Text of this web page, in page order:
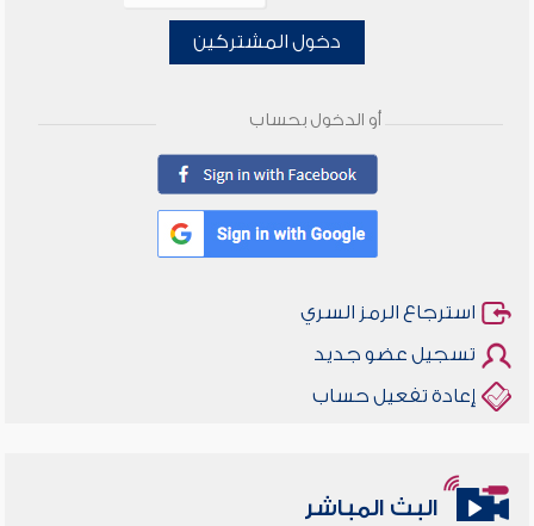
دخول المشتركين
أو الدخول بحساب
استرجاع الرمز السري
تسجيل عضو جديد
إعادة تفعيل حساب
البث المباشر